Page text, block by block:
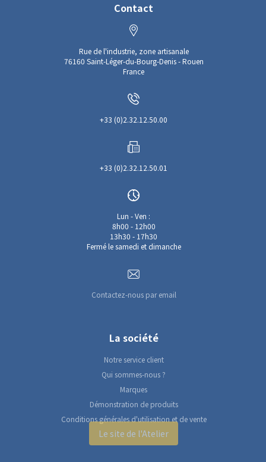
Contact
Rue de l'industrie, zone artisanale
76160 Saint-Léger-du-Bourg-Denis - Rouen
France
+33 (0)2.32.12.50.00
+33 (0)2.32.12.50.01
Lun - Ven :
8h00 - 12h00
13h30 - 17h30
Fermé le samedi et dimanche
Contactez-nous par email
La société
Notre service client
Qui sommes-nous ?
Marques
Démonstration de produits
Conditions générales d'utilisation et de vente
Le site de l'Atelier